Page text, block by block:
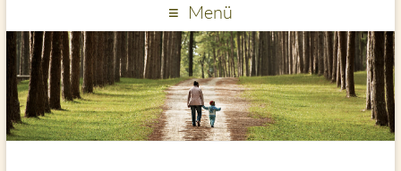
Menü